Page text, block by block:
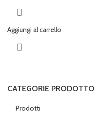
CATEGORIE PRODOTTO
Prodotti
Aggiungi al carrello